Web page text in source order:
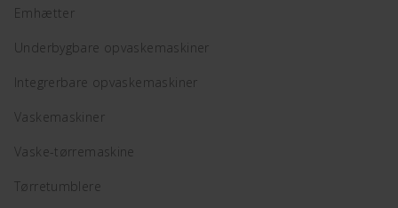
Emhætter
Underbygbare opvaskemaskiner
Integrerbare opvaskemaskiner
Vaskemaskiner
Vaske-tørremaskine
Tørretumblere